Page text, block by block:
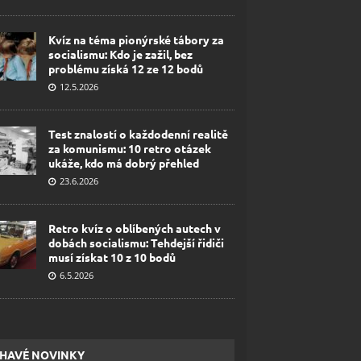
Kvíz na téma pionýrské tábory za
socialismu: Kdo je zažil, bez
problému získá 12 ze 12 bodů
12.5.2026
Test znalostí o každodenní realitě
za komunismu: 10 retro otázek
ukáže, kdo má dobrý přehled
23.6.2026
Retro kvíz o oblíbených autech v
dobách socialismu: Tehdejší řidiči
musí získat 10 z 10 bodů
6.5.2026
NOVINKY